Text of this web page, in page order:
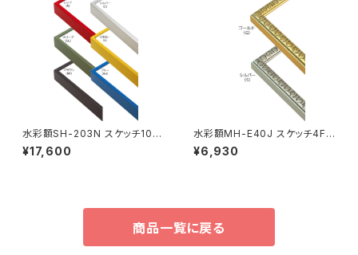
水彩額SH-203N スケッチ10F
595×670ミリ
¥17,600
水彩額MH-E40J スケッチ4F
352×443ミリ
¥6,930
商品一覧に戻る